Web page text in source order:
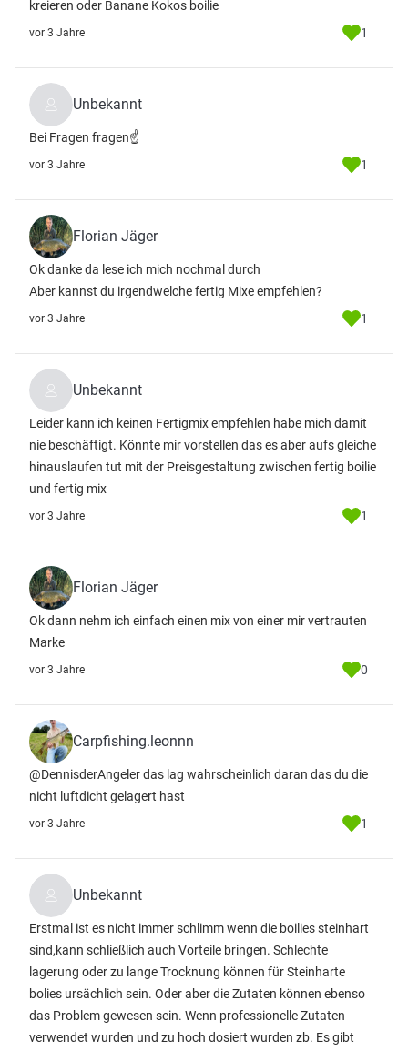
kreieren oder Banane Kokos boilie
vor 3 Jahre 1
Unbekannt
Bei Fragen fragen☝️
vor 3 Jahre 1
Florian Jäger
Ok danke da lese ich mich nochmal durch
Aber kannst du irgendwelche fertig Mixe empfehlen?
vor 3 Jahre 1
Unbekannt
Leider kann ich keinen Fertigmix empfehlen habe mich damit
nie beschäftigt. Könnte mir vorstellen das es aber aufs gleiche
hinauslaufen tut mit der Preisgestaltung zwischen fertig boilie
und fertig mix
vor 3 Jahre 1
Florian Jäger
Ok dann nehm ich einfach einen mix von einer mir vertrauten
Marke
vor 3 Jahre 0
Carpfishing.leonnn
@DennisderAngeler das lag wahrscheinlich daran das du die
nicht luftdicht gelagert hast
vor 3 Jahre 1
Unbekannt
Erstmal ist es nicht immer schlimm wenn die boilies steinhart
sind,kann schließlich auch Vorteile bringen. Schlechte
lagerung oder zu lange Trocknung können für Steinharte
bolies ursächlich sein. Oder aber die Zutaten können ebenso
das Problem gewesen sein. Wenn professionelle Zutaten
verwendet wurden und zu hoch dosiert wurden zb. Es gibt